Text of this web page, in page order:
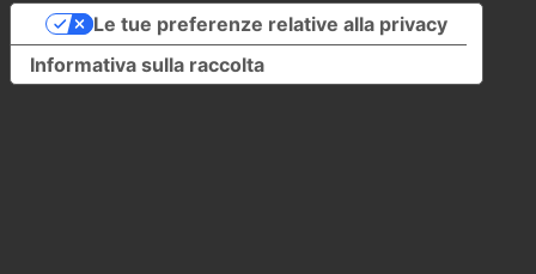
Informativa sulla raccolta
Le tue preferenze relative alla privacy